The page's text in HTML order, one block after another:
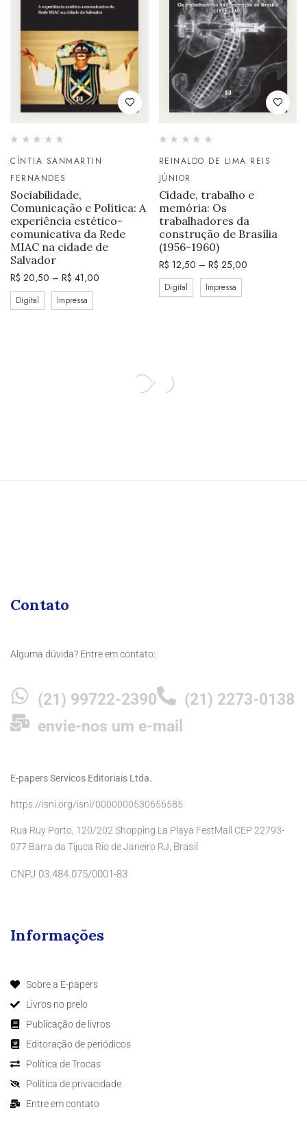
CÍNTIA SANMARTIN
FERNANDES
Sociabilidade,
Comunicação e Política: A
experiência estético-
comunicativa da Rede
MIAC na cidade de
Salvador
R$ 20,50 – R$ 41,00
Digital Impressa
REINALDO DE LIMA REIS
JÚNIOR
Cidade, trabalho e
memória: Os
trabalhadores da
construção de Brasília
(1956-1960)
R$ 12,50 – R$ 25,00
Digital Impressa
Contato
Alguma dúvida? Entre em contato:
(21) 99722-2390
(21) 2273-0138
envie-nos um e-mail
E-papers Servicos Editoriais Ltda.
https://isni.org/isni/0000000530656585
Rua Ruy Porto, 120/202 Shopping La Playa FestMall CEP 22793-
077 Barra da Tijuca Rio de Janeiro RJ, Brasil
CNPJ 03.484.075/0001-83
Informações
Sobre a E-papers
Livros no prelo
Publicação de livros
Editoração de periódicos
Política de Trocas
Política de privacidade
Entre em contato